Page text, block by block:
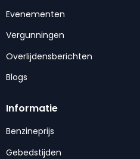
Evenementen
Vergunningen
Overlijdensberichten
Blogs
Informatie
Benzineprijs
Gebedstijden